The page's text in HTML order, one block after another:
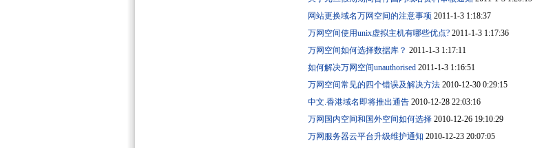
网站更换域名万网空间的注意事项 2011-1-3 1:18:37
万网空间使用unix虚拟主机有哪些优点? 2011-1-3 1:17:36
万网空间如何选择数据库？ 2011-1-3 1:17:11
如何解决万网空间unauthorised 2011-1-3 1:16:51
万网空间常见的四个错误及解决方法 2010-12-30 0:29:15
中文.香港域名即将推出通告 2010-12-28 22:03:16
万网国内空间和国外空间如何选择 2010-12-26 19:10:29
万网服务器云平台升级维护通知 2010-12-23 20:07:05